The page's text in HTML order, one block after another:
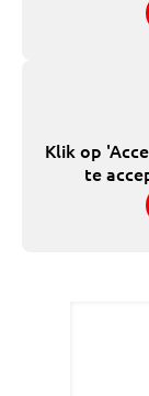
Klik op
te